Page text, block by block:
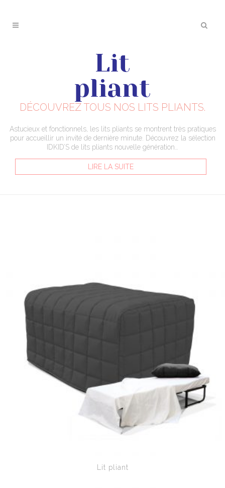
Lit
pliant
DÉCOUVREZ TOUS NOS LITS PLIANTS.
Astucieux et fonctionnels, les lits pliants se montrent très pratiques
pour accueillir un invité de dernière minute. Découvrez la sélection
IDKID’S de lits pliants nouvelle génération…
LIRE LA SUITE
Lit pliant